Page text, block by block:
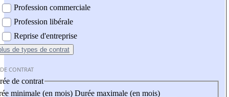
Profession commerciale
Profession libérale
Reprise d'entreprise
de types de contrat
CONTRAT
de contrat
minimale (en mois) Durée maximale (en mois)